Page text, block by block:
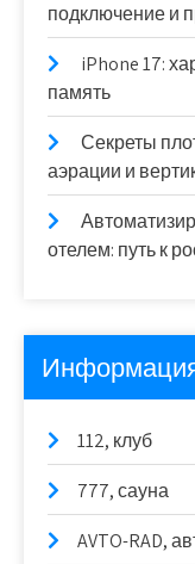
подключение и
iPhone 17:
память
Секреты
аэрации и
отелем: путь к
112, клуб
777, сауна
AVTO-RAD,